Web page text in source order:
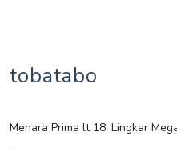
tobatabo
Menara Prima lt 18, Lingkar